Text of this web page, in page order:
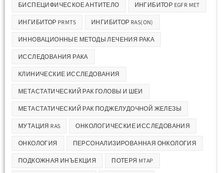
БИСПЕЦИФИЧЕСКОЕ АНТИТЕЛО ИНГИБИТОР EGFR MET
ИНГИБИТОР PRMT5 ИНГИБИТОР RAS(ON)
ИННОВАЦИОННЫЕ МЕТОДЫ ЛЕЧЕНИЯ РАКА
ИССЛЕДОВАНИЯ РАКА
КЛИНИЧЕСКИЕ ИССЛЕДОВАНИЯ
МЕТАСТАТИЧЕСКИЙ РАК ГОЛОВЫ И ШЕИ
МЕТАСТАТИЧЕСКИЙ РАК ПОДЖЕЛУДОЧНОЙ ЖЕЛЕЗЫ
МУТАЦИЯ RAS ОНКОЛОГИЧЕСКИЕ ИССЛЕДОВАНИЯ
ОНКОЛОГИЯ ПЕРСОНАЛИЗИРОВАННАЯ ОНКОЛОГИЯ
ПОДКОЖНАЯ ИНЪЕКЦИЯ ПОТЕРЯ MTAP